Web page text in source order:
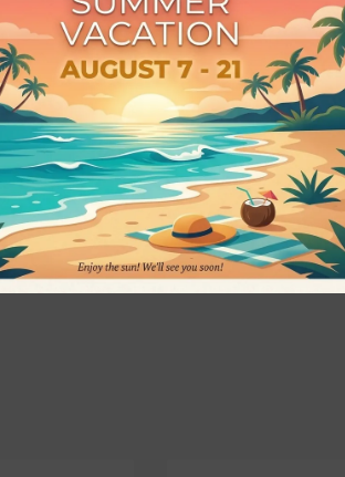
ελληνική αγορά
και τεχνογνωσία,
ποικιλία
από τις εταιρίες με
ετικέτα με